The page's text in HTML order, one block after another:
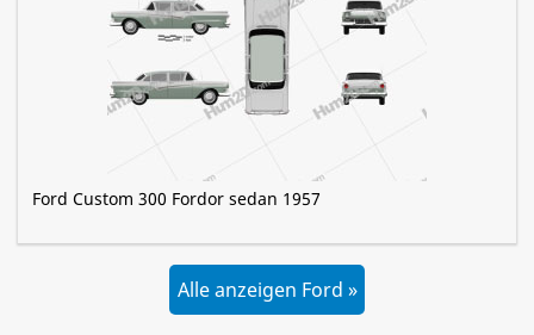
Ford Custom 300 Fordor sedan 1957
Alle anzeigen Ford »